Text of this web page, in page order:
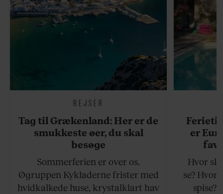
REJSER
Tag til Grækenland: Her er de
smukkeste øer, du skal
besøge
Sommerferien er over os.
Øgruppen Kykladerne frister med
hvidkalkede huse, krystalklart hav
er
Hvor
se? Hvor
spise?